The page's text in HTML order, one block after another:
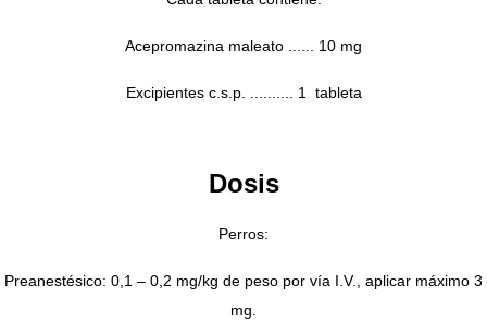
Acepromazina maleato ...... 10 mg
Excipientes c.s.p. .......... 1 tableta
Dosis
Perros:
Preanestésico: 0,1 – 0,2 mg/kg de peso por vía I.V., aplicar máximo 3
mg.